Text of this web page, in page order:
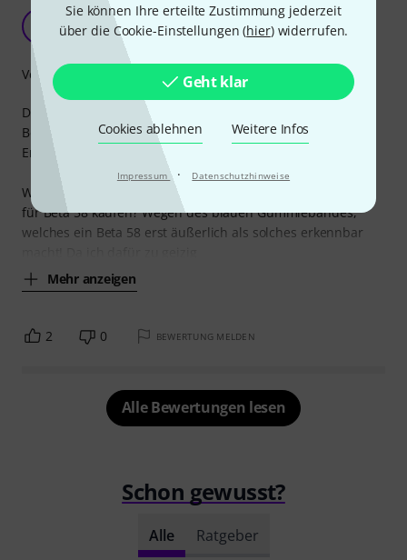
Sie können Ihre erteilte Zustimmung jederzeit
über die Cookie-Einstellungen (hier) widerrufen.
Geht klar
Cookies ablehnen Weitere Infos
Impressum · Datenschutzhinweise
Wie neu!
Peter W. G. 08.09.2022
Der "Shure RK 143 G" Ersatzkorb passt auf mein "Shure
Beta 58" als wäre es dafür gemacht. Der "Shure RK 143 G"
Ersatzkorb kommt übrigens inklusive Schaumstoffeinlage!
Warum also das teure Original "Shure RK323G" Ersatzkorb
für Beta 58 kaufen? Wegen des blauen Gummiebandes,
welches ein Beta 58 erst äußerlich als solches erkennbar
Mehr anzeigen
Verarbeitung
2 0 BEWERTUNG MELDEN
Alle Bewertungen lesen
Schon gewusst?
Alle Ratgeber